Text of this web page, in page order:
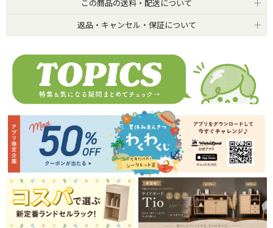
この商品の送料・配送について
返品・キャンセル・保証について